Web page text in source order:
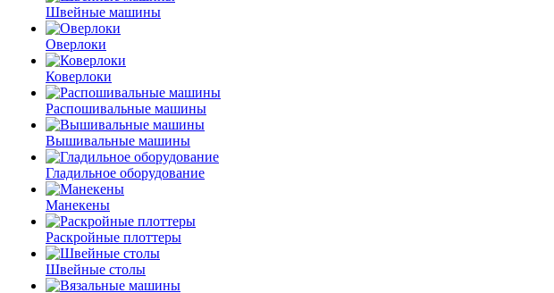
Швейные машины
Оверлоки
Коверлоки
Распошивальные машины
Вышивальные машины
Гладильное оборудование
Манекены
Раскройные плоттеры
Швейные столы